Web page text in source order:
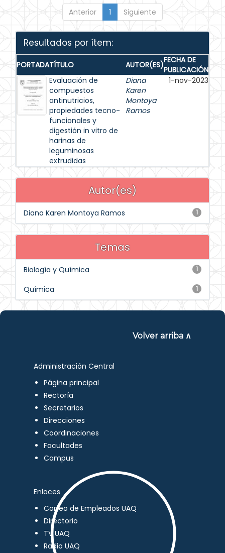
Anterior 1 Siguiente
Resultados por ítem:
PORTADATÍTULO AUTOR(ES)FECHA DE
PUBLICACIÓN
Evaluación de
compuestos
antinutricios,
propiedades tecno-
funcionales y
digestión in vitro de
harinas de
leguminosas
extrudidas
Diana
Karen
Montoya
Ramos
1-nov-2023
Autor(es)
1
Diana Karen Montoya Ramos
Temas
1
Biología y Química
1
Química
Volver arriba ∧
Administración Central
Página principal
Rectoría
Secretarios
Direcciones
Coordinaciones
Facultades
Campus
Enlaces
Correo de Empleados UAQ
Directorio
TV UAQ
Radio UAQ